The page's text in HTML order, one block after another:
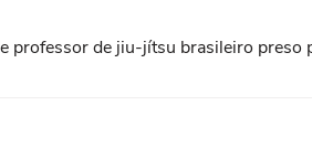
professor de jiu-jítsu brasileiro preso